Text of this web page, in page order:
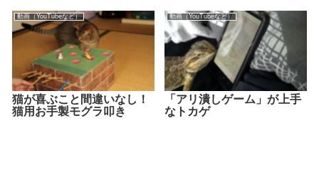
動画（YouTubeなど）
猫が喜ぶこと間違いなし！
猫用お手製モグラ叩き
動画（YouTubeなど）
「アリ潰しゲーム」が上手
なトカゲ